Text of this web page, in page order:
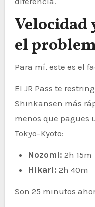
el
Para mí, este es el
El JR Pass te
Shinkansen más
menos que pagues
Tokyo–Kyoto:
Nozomi: 2h 15m
Hikari: 2h 40m
Son 25 minutos